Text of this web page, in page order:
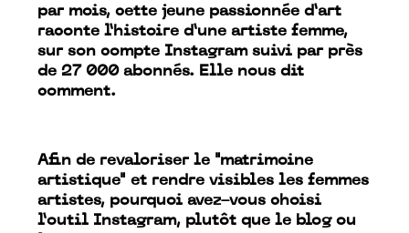
par mois, cette jeune passionnée d’art
raconte l’histoire d’une artiste femme,
sur son compte Instagram suivi par près
de 27 000 abonnés. Elle nous dit
comment.
Afin de revaloriser le "matrimoine
artistique" et rendre visibles les femmes
artistes, pourquoi avez-vous choisi
l’outil Instagram, plutôt que le blog ou